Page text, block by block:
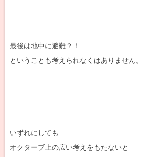
最後は地中に避難？！
ということも考えられなくはありません。
いずれにしても
オクターブ上の広い考えをもたないと